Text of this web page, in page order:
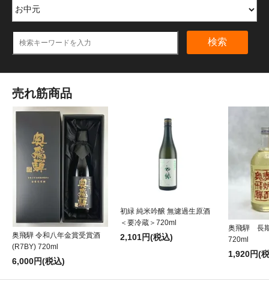
検索
売れ筋商品
奥飛騨 令和八年金賞受賞酒
(R7BY) 720ml
6,000円(税込)
初緑 純米吟醸 無濾過生原酒
＜要冷蔵＞720ml
2,101円(税込)
奥飛騨 長
720ml
1,920円(